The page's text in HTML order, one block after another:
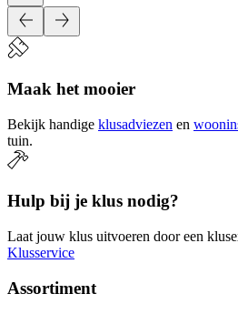
Maak het mooier
Bekijk handige klusadviezen en
tuin.
Hulp bij je klus nodig?
Laat jouw klus uitvoeren door een
Klusservice
Assortiment